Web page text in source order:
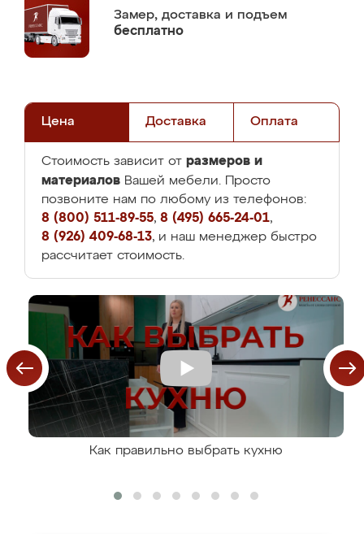
Замер, доставка и подъем
бесплатно
Цена Доставка Оплата
Стоимость зависит от размеров и
материалов Вашей мебели. Просто
позвоните нам по любому из телефонов:
8 (800) 511-89-55, 8 (495) 665-24-01,
8 (926) 409-68-13, и наш менеджер быстро
рассчитает стоимость.
Как правильно выбрать кухню